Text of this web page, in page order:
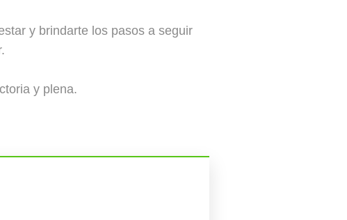
y brindarte los pasos a seguir
y plena.